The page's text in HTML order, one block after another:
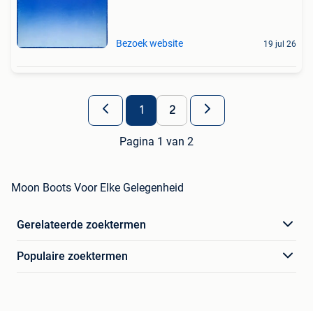
Bezoek website 19 jul 26
1 2
Pagina 1 van 2
Moon Boots Voor Elke Gelegenheid
Gerelateerde zoektermen
Populaire zoektermen